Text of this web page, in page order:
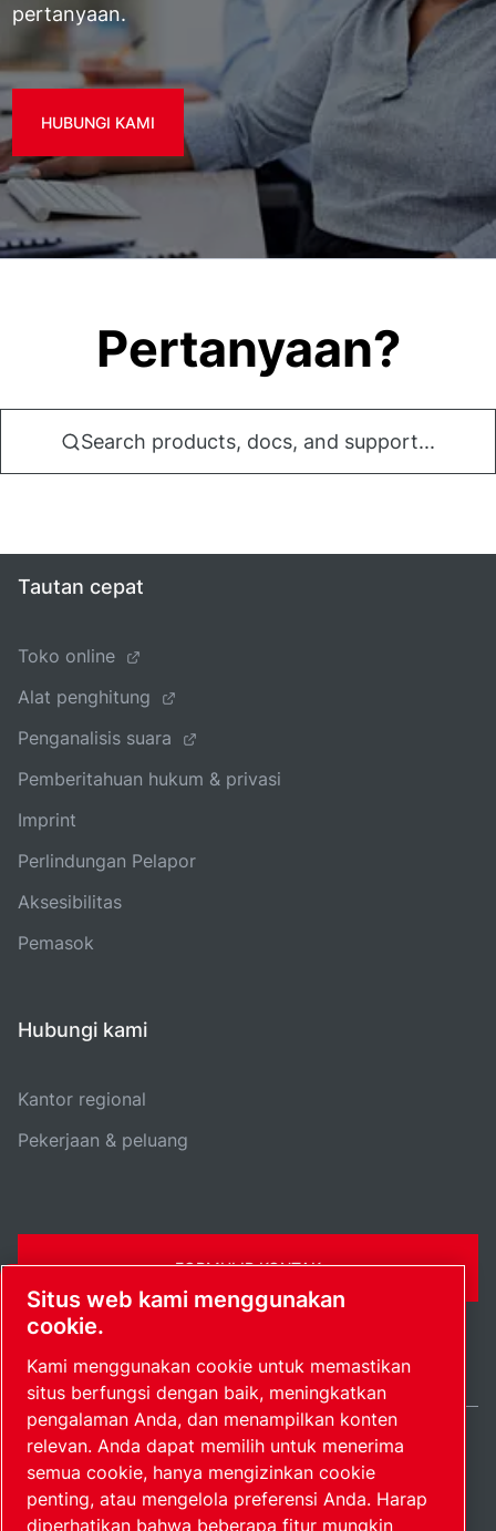
pertanyaan.
HUBUNGI KAMI
Pertanyaan?
Search products, docs, and support...
Tautan cepat
Toko online
Alat penghitung
Penganalisis suara
Pemberitahuan hukum & privasi
Imprint
Perlindungan Pelapor
Aksesibilitas
Pemasok
Hubungi kami
Kantor regional
Pekerjaan & peluang
FORMULIR KONTAK
Peta situsKelola preferensi© 2026 Hak Cipta.
Indonesia / IN
Situs web kami menggunakan
cookie.
Kami menggunakan cookie untuk memastikan
situs berfungsi dengan baik, meningkatkan
pengalaman Anda, dan menampilkan konten
relevan. Anda dapat memilih untuk menerima
semua cookie, hanya mengizinkan cookie
penting, atau mengelola preferensi Anda. Harap
diperhatikan bahwa beberapa fitur mungkin